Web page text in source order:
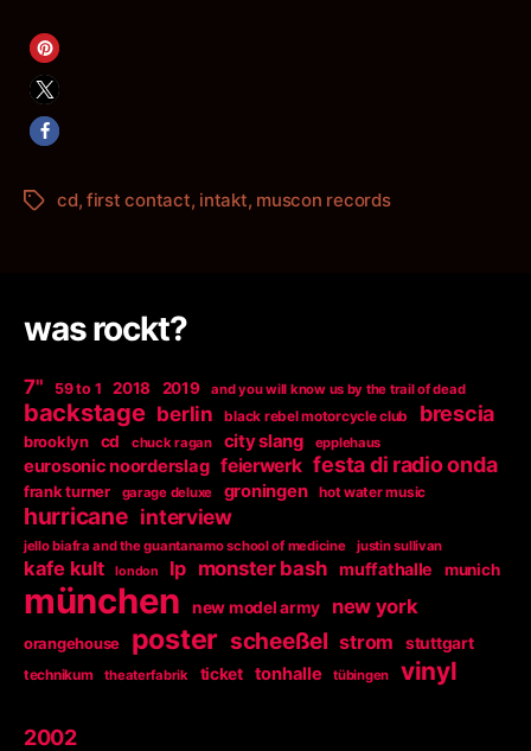
Schlagwörter
cd, first contact, intakt, muscon records
was rockt?
7" 59 to 1 2018 2019 and you will know us by the trail of dead
backstage berlin black rebel motorcycle club brescia
brooklyn cd chuck ragan city slang epplehaus
eurosonic noorderslag feierwerk festa di radio onda
frank turner garage deluxe groningen hot water music
hurricane interview
jello biafra and the guantanamo school of medicine justin sullivan
kafe kult london lp monster bash muffathalle munich
münchen new model army new york
orangehouse poster scheeßel strom stuttgart
technikum theaterfabrik ticket tonhalle tübingen vinyl
2002